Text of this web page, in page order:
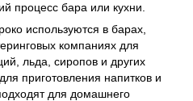
процесс бара или кухни.
используются в барах,
компаниях для
льда, сиропов и других
приготовления напитков и
для домашнего